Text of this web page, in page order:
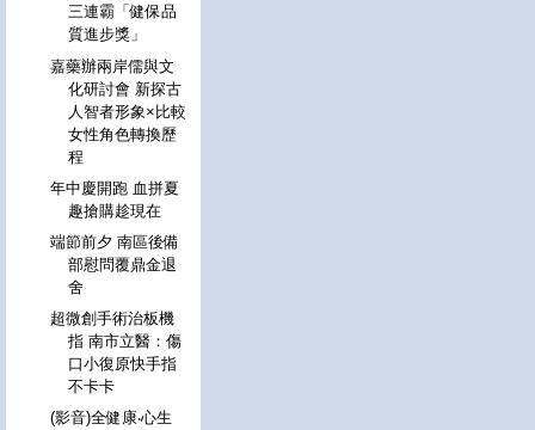
三連霸「健保品
質進步獎」
嘉藥辦兩岸儒與文
化研討會 新探古
人智者形象×比較
女性角色轉換歷
程
年中慶開跑 血拼夏
趣搶購趁現在
端節前夕 南區後備
部慰問覆鼎金退
舍
超微創手術治板機
指 南市立醫：傷
口小復原快手指
不卡卡
(影音)全健康‧心生